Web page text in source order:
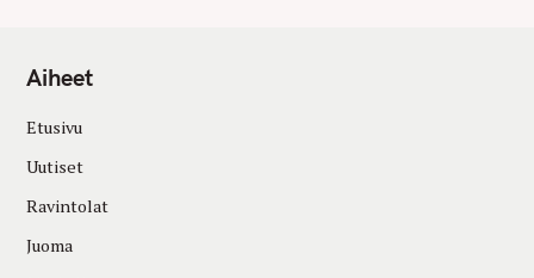
Aiheet
Etusivu
Uutiset
Ravintolat
Juoma